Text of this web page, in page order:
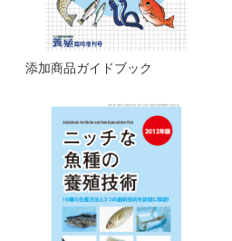
添加商品ガイドブック